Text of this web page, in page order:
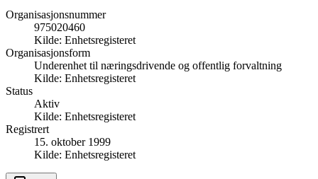
Organisasjonsnummer
975020460
Kilde: Enhetsregisteret
Organisasjonsform
Underenhet til næringsdrivende og offentlig forvaltning
Kilde: Enhetsregisteret
Status
Aktiv
Kilde: Enhetsregisteret
Registrert
15. oktober 1999
Kilde: Enhetsregisteret